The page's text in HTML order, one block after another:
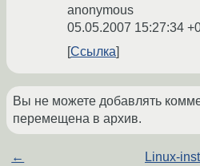
anonymous
05.05.2007 15:27:34
Ссылка
Вы не можете добавлять
перемещена в архив.
← Linux-